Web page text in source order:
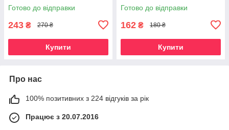
Готово до відправки
243 ₴ 270 ₴
Купити
Готово до відправки
162 ₴ 180 ₴
Купити
Про нас
100% позитивних з 224 відгуків за рік
Працює з 20.07.2016